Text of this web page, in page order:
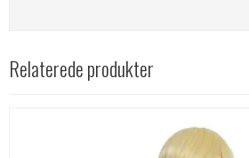
Relaterede produkter